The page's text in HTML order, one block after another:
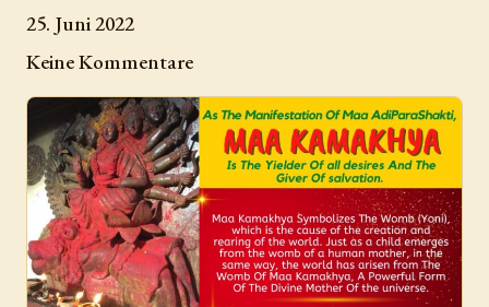
25. Juni 2022
Keine Kommentare